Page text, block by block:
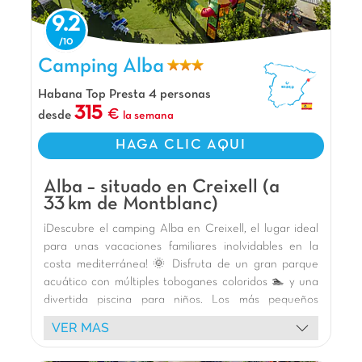
memorables!
La opinión de Carolina
Ubicado en plena naturaleza, ¡el camping
Prades ofrece todo lo que necesitas para unas
vacaciones familiares inolvidables! Un paseo por
las estrechas callejuelas de Siurana, ¡aburrirse es
imposible! ¡Cambio de aire garantizado!
Centro acuático
A 24 min de la ciudad histórica de Montblanc
Muro de escalada interior
Camping Alba, Camping Cataluña
9.2
Camping Alba
Habana Top Presta 4 personas
desde 315 la semana
HAGA CLIC AQUI
Alba – situado en Creixell (a
33 km de Montblanc)
¡Descubre el camping Alba en Creixell, el lugar ideal
para unas vacaciones familiares inolvidables en la
costa mediterránea! 🌞 Disfruta de un gran parque
acuático con múltiples toboganes coloridos 🏊 y una
divertida piscina para niños. Los más pequeños
adorarán nuestras áreas de juego temáticas,
incluyendo un increíble castillo y estructuras de
VER MAS